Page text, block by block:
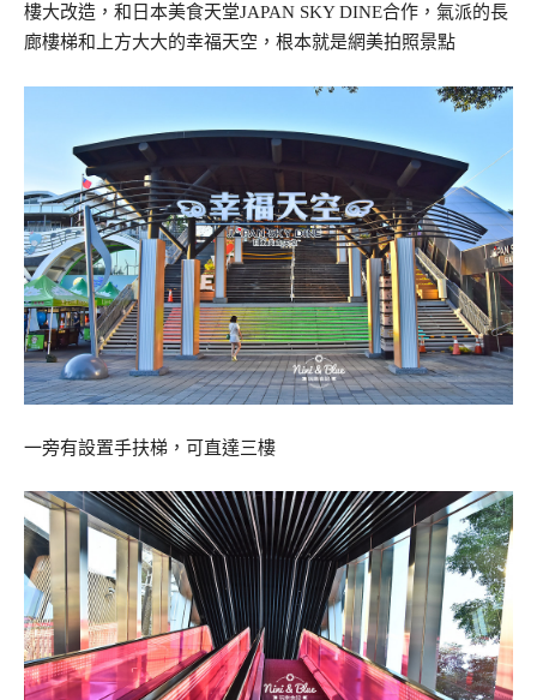
樓大改造，和日本美食天堂JAPAN SKY DINE合作，氣派的長
廊樓梯和上方大大的幸福天空，根本就是網美拍照景點
一旁有設置手扶梯，可直達三樓